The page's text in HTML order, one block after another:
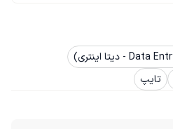
تایپ